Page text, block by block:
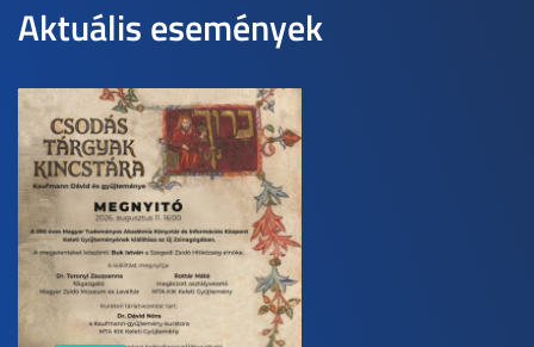
Aktuális események